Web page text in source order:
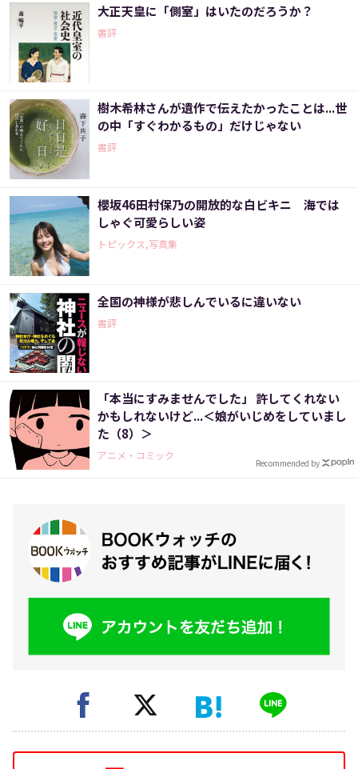
大正天皇に「側室」はいたのだろうか？
書評
樹木希林さんが遺作で伝えたかったことは...世
の中「すぐわかるもの」だけじゃない
書評
櫻坂46田村保乃の開放的な白ビキニ 海では
しゃぐ可愛らしい姿
トピックス,写真集
全国の神様が悲しんでいるに違いない
書評
「本当にすみませんでした」 許してくれない
かもしれないけど...＜娘がいじめをしていまし
た（8）＞
アニメ・コミック
Recommended by